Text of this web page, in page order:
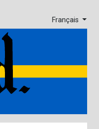
Français